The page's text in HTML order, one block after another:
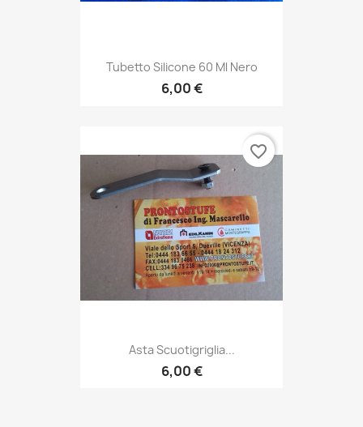
Tubetto Silicone 60 Ml Nero
6,00 €
Asta Scuotigriglia...
6,00 €
favorite_border